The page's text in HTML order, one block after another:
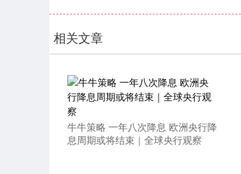
相关文章
牛牛策略 一年八次降息 欧洲央行降
息周期或将结束｜全球央行观察